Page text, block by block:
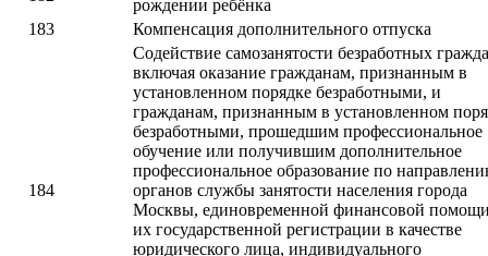
рождении ребёнка
183
Компенсация дополнительного отпуска
184
Содействие самозанятости безработных
включая оказание гражданам, признанным в
установленном порядке безработными, и
гражданам, признанным в установленном
безработными, прошедшим профессиональное
обучение или получившим дополнительное
профессиональное образование по
органов службы занятости населения города
Москвы, единовременной финансовой
их государственной регистрации в качестве
юридического лица, индивидуального